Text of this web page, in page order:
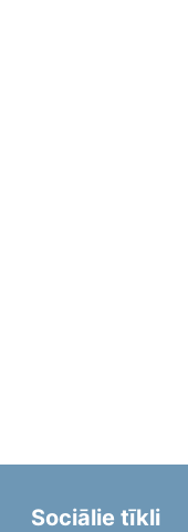
Sociālie tīkli